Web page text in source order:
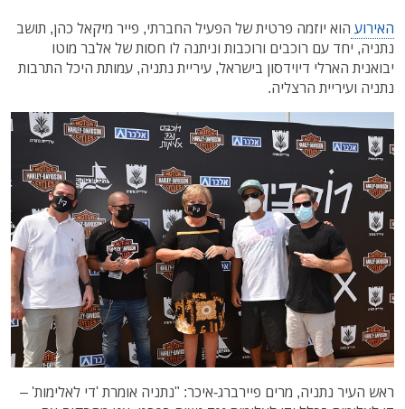
האירוע הוא יוזמה פרטית של הפעיל החברתי, פייר מיקאל כהן, תושב
נתניה, יחד עם רוכבים ורוכבות וניתנה לו חסות של אלבר מוטו
יבואנית הארלי דיוידסון בישראל, עיריית נתניה, עמותת היכל התרבות
נתניה ועיריית הרצליה.
ראש העיר נתניה, מרים פיירברג-איכר: "נתניה אומרת 'די לאלימות' –